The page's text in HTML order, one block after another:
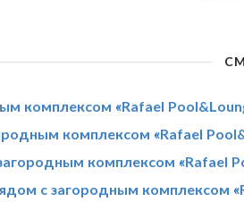
комплексом «Rafael
комплексом «Rafael
комплексом «Rafael
с загородным комплексом